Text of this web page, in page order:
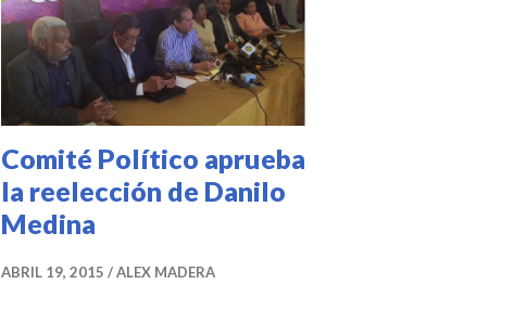
Comité Político aprueba
la reelección de Danilo
Medina
ABRIL 19, 2015 ALEX MADERA